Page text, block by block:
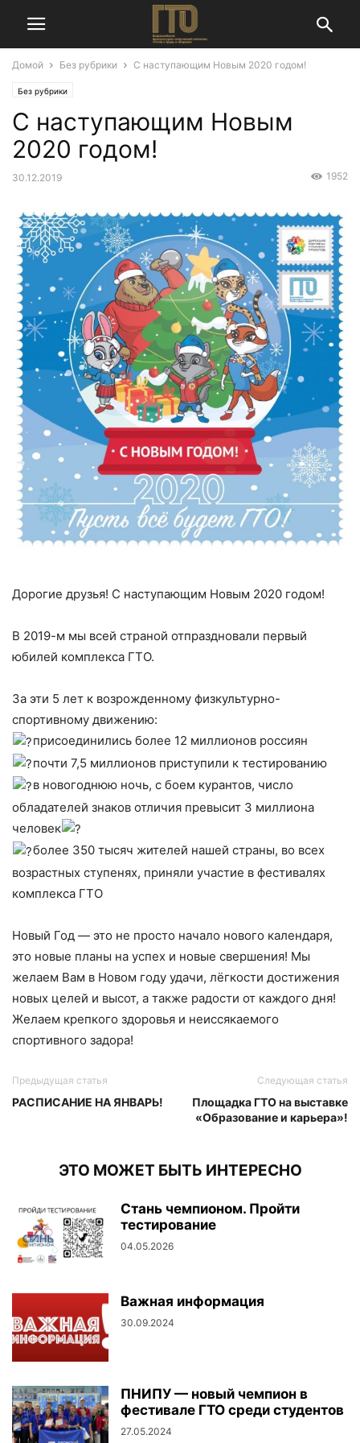
Домой Без рубрики С наступающим Новым 2020 годом!
Без рубрики
С наступающим Новым
2020 годом!
30.12.2019 1952
Дорогие друзья! С наступающим Новым 2020 годом!
В 2019-м мы всей страной отпраздновали первый
юбилей комплекса ГТО.
За эти 5 лет к возрожденному физкультурно-
спортивному движению:
присоединились более 12 миллионов россиян
почти 7,5 миллионов приступили к тестированию
в новогоднюю ночь, с боем курантов, число
обладателей знаков отличия превысит 3 миллиона
человек
более 350 тысяч жителей нашей страны, во всех
возрастных ступенях, приняли участие в фестивалях
комплекса ГТО
Новый Год — это не просто начало нового календаря,
это новые планы на успех и новые свершения! Мы
желаем Вам в Новом году удачи, лёгкости достижения
новых целей и высот, а также радости от каждого дня!
Желаем крепкого здоровья и неиссякаемого
спортивного задора!
Предыдущая статья
РАСПИСАНИЕ НА ЯНВАРЬ!
Следующая статья
Площадка ГТО на выставке
«Образование и карьера»!
ЭТО МОЖЕТ БЫТЬ ИНТЕРЕСНО
Стань чемпионом. Пройти
тестирование
04.05.2026
Важная информация
30.09.2024
ПНИПУ — новый чемпион в
фестивале ГТО среди студентов
27.05.2024